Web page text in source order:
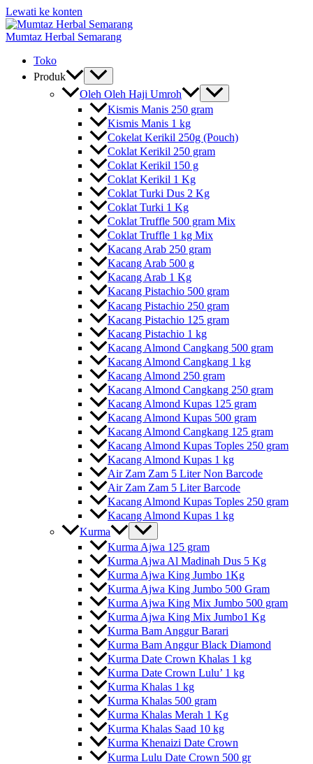
Lewati ke konten
Mumtaz Herbal Semarang
Toko
Produk
Oleh Oleh Haji Umroh
Kismis Manis 250 gram
Kismis Manis 1 kg
Cokelat Kerikil 250g (Pouch)
Coklat Kerikil 250 gram
Coklat Kerikil 150 g
Coklat Kerikil 1 Kg
Coklat Turki Dus 2 Kg
Coklat Turki 1 Kg
Coklat Truffle 500 gram Mix
Coklat Truffle 1 kg Mix
Kacang Arab 250 gram
Kacang Arab 500 g
Kacang Arab 1 Kg
Kacang Pistachio 500 gram
Kacang Pistachio 250 gram
Kacang Pistachio 125 gram
Kacang Pistachio 1 kg
Kacang Almond Cangkang 500 gram
Kacang Almond Cangkang 1 kg
Kacang Almond 250 gram
Kacang Almond Cangkang 250 gram
Kacang Almond Kupas 125 gram
Kacang Almond Kupas 500 gram
Kacang Almond Cangkang 125 gram
Kacang Almond Kupas Toples 250 gram
Kacang Almond Kupas 1 kg
Air Zam Zam 5 Liter Non Barcode
Air Zam Zam 5 Liter Barcode
Kacang Almond Kupas Toples 250 gram
Kacang Almond Kupas 1 kg
Kurma
Kurma Ajwa 125 gram
Kurma Ajwa Al Madinah Dus 5 Kg
Kurma Ajwa King Jumbo 1Kg
Kurma Ajwa King Jumbo 500 Gram
Kurma Ajwa King Mix Jumbo 500 gram
Kurma Ajwa King Mix Jumbo1 Kg
Kurma Bam Anggur Barari
Kurma Bam Anggur Black Diamond
Kurma Date Crown Khalas 1 kg
Kurma Date Crown Lulu’ 1 kg
Kurma Khalas 1 kg
Kurma Khalas 500 gram
Kurma Khalas Merah 1 Kg
Kurma Khalas Saad 10 kg
Kurma Khenaizi Date Crown
Kurma Lulu Date Crown 500 gr